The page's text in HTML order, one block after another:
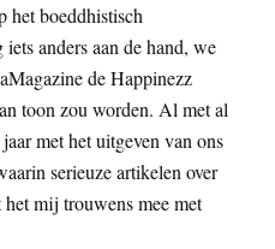
het boeddhistisch
anders aan de hand, we
de Happinezz
toon zou worden. Al met al
met het uitgeven van ons
serieuze artikelen over
mij trouwens mee met